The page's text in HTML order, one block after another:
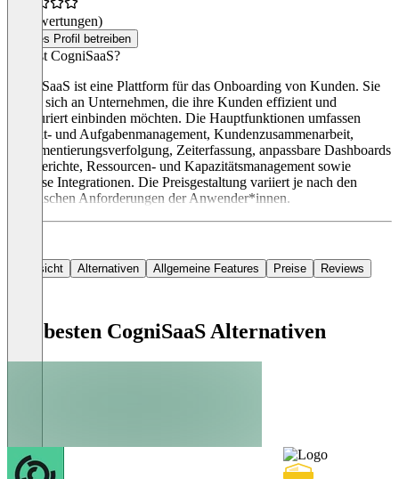
(0 Bewertungen)
Dieses Profil betreiben
Was ist CogniSaaS?
CogniSaaS ist eine Plattform für das Onboarding von Kunden. Sie
richtet sich an Unternehmen, die ihre Kunden effizient und
strukturiert einbinden möchten. Die Hauptfunktionen umfassen
Projekt- und Aufgabenmanagement, Kundenzusammenarbeit,
Implementierungsverfolgung, Zeiterfassung, anpassbare Dashboards
und Berichte, Ressourcen- und Kapazitätsmanagement sowie
nahtlose Integrationen. Die Preisgestaltung variiert je nach den
spezifischen Anforderungen der Anwender*innen.
Übersicht Alternativen Allgemeine Features Preise Reviews
Die besten CogniSaaS Alternativen